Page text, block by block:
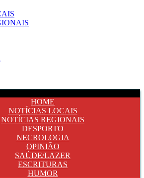
HOME
NOTÍCIAS LOCAIS
NOTÍCIAS REGIONAIS
DESPORTO
NECROLOGIA
OPINIÃO
SAÚDE/LAZER
ESCRITURAS
HUMOR